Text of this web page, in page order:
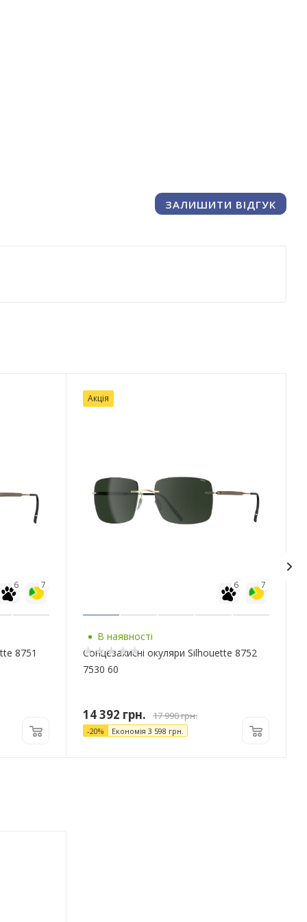
ЗАЛИШИТИ ВІДГУК
7
6
8751
Акція
7
6
В наявності
Сонцезахисні окуляри Silhouette 8752
7530 60
14 392 грн. 17 990грн.
-20% Економія 3 598 грн.